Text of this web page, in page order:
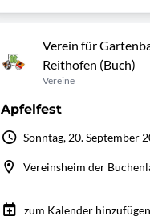
Verein für
Reithofen (Buch)
Vereine
Apfelfest
Sonntag, 20. September
Vereinsheim der
zum Kalender hinzufügen